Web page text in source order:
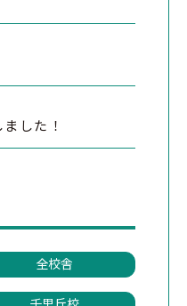
した！
全校舎